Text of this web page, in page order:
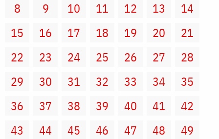
8
9 10 11 12 13
14
15
16 17 18 19 20
21
22
23 24 25 26 27
28
29
30 31 32 33 34
35
36
37 38 39 40 41
42
43
44 45 46 47 48
49